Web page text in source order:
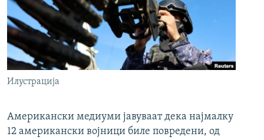
Илустрација
Американски медиуми јавуваат дека најмалку
12 американски војници биле повредени, од